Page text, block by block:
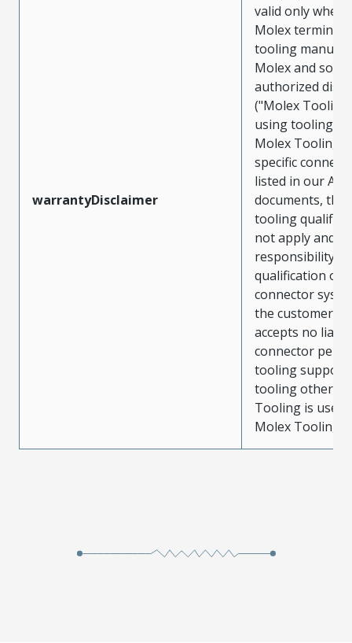
warrantyDisclaimer
valid only when
Molex
tooling
Molex and sold
authorized
("Molex
using tooling
Molex Tooling
specific
listed in our ATS
documents, the
tooling
not apply and
responsibility
qualification of
connector
the customer.
accepts no
connector
tooling support
tooling other
Tooling is used
Molex Tooling